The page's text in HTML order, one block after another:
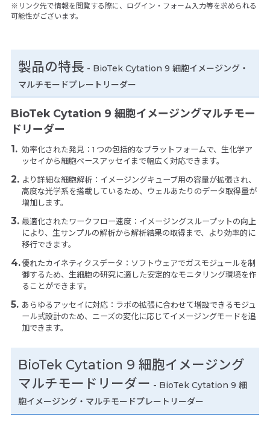
※リンク先で情報を閲覧する際に、ログイン・フォーム入力等を求められる
可能性がございます。
製品の特長 - BioTek Cytation 9 細胞イメージング・
マルチモードプレートリーダー
BioTek Cytation 9 細胞イメージングマルチモー
ドリーダー
効率化された発見：1 つの包括的なプラットフォームで、生化学ア
ッセイから細胞ベースアッセイまで幅広く対応できます。
より詳細な細胞解析：イメージングキューブ用の容量が拡張され、
高度な光学系を搭載しているため、ウェルあたりのデータ取得量が
増加します。
最適化されたワークフロー速度：イメージングスループットの向上
により、生サンプルの解析から解析結果の取得まで、より効率的に
移行できます。
優れたカイネティクスデータ：ソフトウェアでガスモジュールを制
御するため、生細胞の研究に適した安定的なモニタリング環境を作
ることができます。
あらゆるアッセイに対応：ラボの拡張に合わせて増設できるモジュ
ール式設計のため、ニーズの変化に応じてイメージングモードを追
加できます。
BioTek Cytation 9 細胞イメージング
マルチモードリーダー - BioTek Cytation 9 細
胞イメージング・マルチモードプレートリーダー